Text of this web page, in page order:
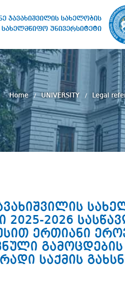
ჯავახიშვილის სახელობის
უნივერსიტეტი
Home UNIVERSITY Legal
2025-2026
ერთიანი
საქმის